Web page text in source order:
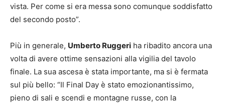
vista. Per come si era messa sono comunque soddisfatto
del secondo posto”.
Più in generale, Umberto Ruggeri ha ribadito ancora una
volta di avere ottime sensazioni alla vigilia del tavolo
finale. La sua ascesa è stata importante, ma si è fermata
sul più bello: “Il Final Day è stato emozionantissimo,
pieno di sali e scendi e montagne russe, con la